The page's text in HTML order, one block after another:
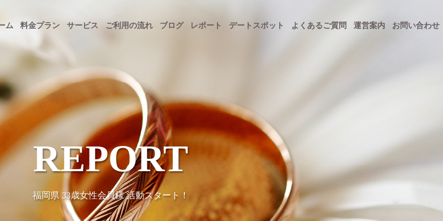
ム 料金プラン サービス ご利用の流れ ブログ レポート デートスポット よくあるご質問 運営案内 お問い合わせ
REPORT
福岡県 33歳女性会員様 活動スタート！